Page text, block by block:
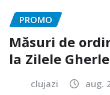
PROMO
Măsuri de
la Zilele
clujazi aug.